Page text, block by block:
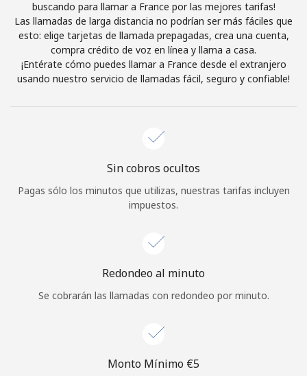
Iniciar Sesión
o
buscando para llamar a France por las mejores tarifas!
Las llamadas de larga distancia no podrían ser más fáciles que
esto: elige tarjetas de llamada prepagadas, crea una cuenta,
compra crédito de voz en línea y llama a casa.
¡Entérate cómo puedes llamar a France desde el extranjero
usando nuestro servicio de llamadas fácil, seguro y confiable!
Sin cobros ocultos
Pagas sólo los minutos que utilizas, nuestras tarifas incluyen
impuestos.
Redondeo al minuto
Se cobrarán las llamadas con redondeo por minuto.
Monto Mínimo ⁦€5⁩